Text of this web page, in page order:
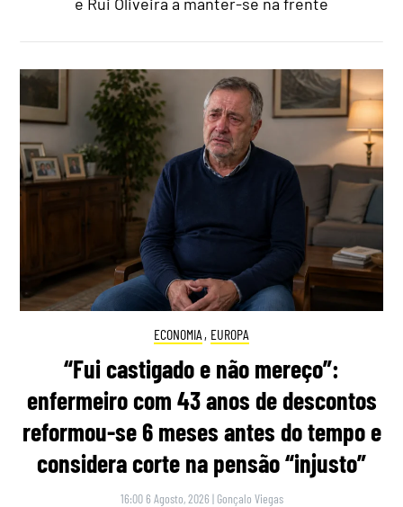
ECONOMIA , EUROPA
“Fui castigado e não mereço”:
enfermeiro com 43 anos de descontos
reformou-se 6 meses antes do tempo e
considera corte na pensão “injusto”
16:00 6 Agosto, 2026 | Gonçalo Viegas